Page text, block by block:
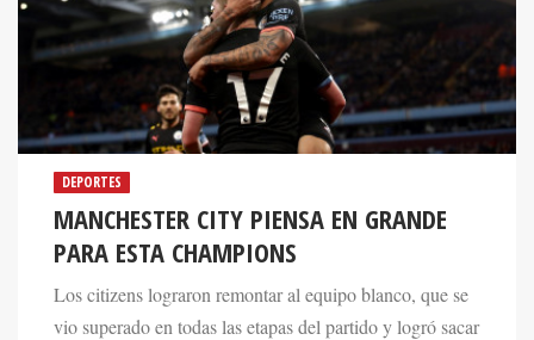
DEPORTES
MANCHESTER CITY PIENSA EN GRANDE
PARA ESTA CHAMPIONS
Los citizens lograron remontar al equipo blanco, que se
vio superado en todas las etapas del partido y logró sacar
oro del Santiago Bernabéu.